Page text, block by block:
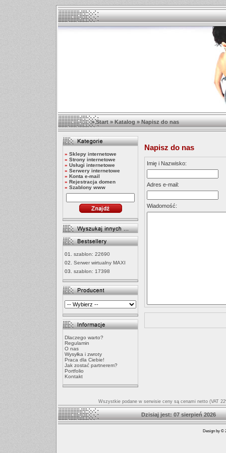
»Start»Katalog»Napisz do nas
» Sklepy internetowe
» Strony internetowe
» Usługi internetowe
» Serwery internetowe
» Konta e-mail
» Rejestracja domen
» Szablony www
01. szablon: 22690
02. Serwer wirtualny MAXI
03. szablon: 17398
Dlaczego warto?
Regulamin
O nas
Wysyłka i zwroty
Praca dla Ciebie!
Jak zostać partnerem?
Portfolio
Kontakt
Napisz do nas
Imię i Nazwisko:
Adres e-mail:
Wiadomość:
Wszystkie podane w serwisie ceny są cenami netto (VAT
Dzisiaj jest: 07 sierpień
Design by ©